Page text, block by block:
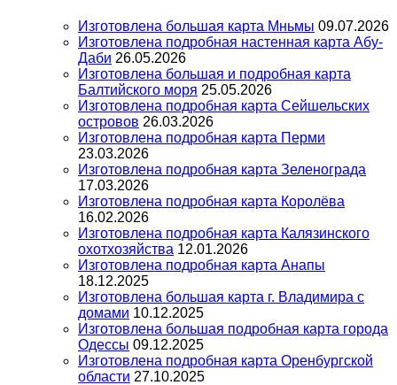
Изготовлена большая карта Мньмы 09.07.2026
Изготовлена подробная настенная карта Абу-
Даби 26.05.2026
Изготовлена большая и подробная карта
Балтийского моря 25.05.2026
Изготовлена подробная карта Сейшельских
островов 26.03.2026
Изготовлена подробная карта Перми
23.03.2026
Изготовлена подробная карта Зеленограда
17.03.2026
Изготовлена подробная карта Королёва
16.02.2026
Изготовлена подробная карта Калязинского
охотхозяйства 12.01.2026
Изготовлена подробная карта Анапы
18.12.2025
Изготовлена большая карта г. Владимира с
домами 10.12.2025
Изготовлена большая подробная карта города
Одессы 09.12.2025
Изготовлена подробная карта Оренбургской
области 27.10.2025